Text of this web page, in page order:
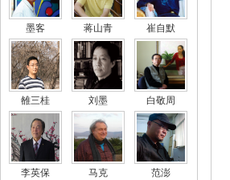
墨客 蒋山青 崔自默
雒三桂 刘墨 白敬周
李英保 马克 范澎